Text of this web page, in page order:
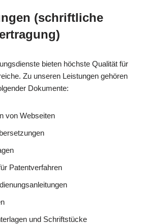
(schriftliche
bieten höchste Qualität für
Zu unseren Leistungen gehören
Dokumente:
von Webseiten
Patentverfahren
und Schriftstücke